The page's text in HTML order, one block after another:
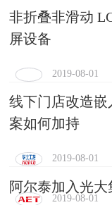
非折叠非滑动
屏设备
2019-08-01
线下门店改造
案如何加持
2019-08-01
阿尔泰加入光
2019-08-01